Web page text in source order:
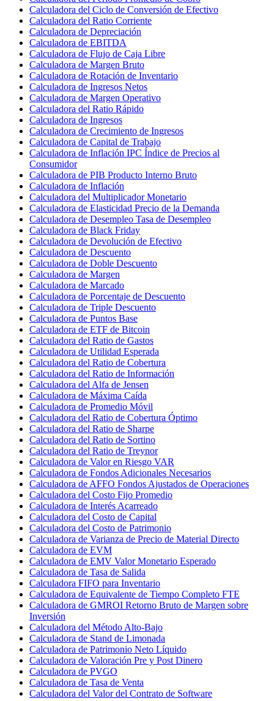
Calculadora del Ciclo de Conversión de Efectivo
Calculadora del Ratio Corriente
Calculadora de Depreciación
Calculadora de EBITDA
Calculadora de Flujo de Caja Libre
Calculadora de Margen Bruto
Calculadora de Rotación de Inventario
Calculadora de Ingresos Netos
Calculadora de Margen Operativo
Calculadora del Ratio Rápido
Calculadora de Ingresos
Calculadora de Crecimiento de Ingresos
Calculadora de Capital de Trabajo
Calculadora de Inflación IPC Índice de Precios al
Consumidor
Calculadora de PIB Producto Interno Bruto
Calculadora de Inflación
Calculadora del Multiplicador Monetario
Calculadora de Elasticidad Precio de la Demanda
Calculadora de Desempleo Tasa de Desempleo
Calculadora de Black Friday
Calculadora de Devolución de Efectivo
Calculadora de Descuento
Calculadora de Doble Descuento
Calculadora de Margen
Calculadora de Marcado
Calculadora de Porcentaje de Descuento
Calculadora de Triple Descuento
Calculadora de Puntos Base
Calculadora de ETF de Bitcoin
Calculadora del Ratio de Gastos
Calculadora de Utilidad Esperada
Calculadora del Ratio de Cobertura
Calculadora del Ratio de Información
Calculadora del Alfa de Jensen
Calculadora de Máxima Caída
Calculadora de Promedio Móvil
Calculadora del Ratio de Cobertura Óptimo
Calculadora del Ratio de Sharpe
Calculadora del Ratio de Sortino
Calculadora del Ratio de Treynor
Calculadora de Valor en Riesgo VAR
Calculadora de Fondos Adicionales Necesarios
Calculadora de AFFO Fondos Ajustados de Operaciones
Calculadora del Costo Fijo Promedio
Calculadora de Interés Acarreado
Calculadora del Costo de Capital
Calculadora del Costo de Patrimonio
Calculadora de Varianza de Precio de Material Directo
Calculadora de EVM
Calculadora de EMV Valor Monetario Esperado
Calculadora de Tasa de Salida
Calculadora FIFO para Inventario
Calculadora de Equivalente de Tiempo Completo FTE
Calculadora de GMROI Retorno Bruto de Margen sobre
Inversión
Calculadora del Método Alto-Bajo
Calculadora de Stand de Limonada
Calculadora de Patrimonio Neto Líquido
Calculadora de Valoración Pre y Post Dinero
Calculadora de PVGO
Calculadora de Tasa de Venta
Calculadora del Valor del Contrato de Software